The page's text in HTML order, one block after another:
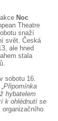
Noc
Theatre
snaží
svět. Česká
ale hned
stala
sobotu 16.
„Připomínka
hybatelem
k ohlédnutí se